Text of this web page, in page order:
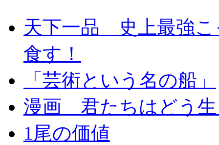
天下一品 史上最強
食す！
「芸術という名の船」
漫画 君たちはどう
1尾の価値